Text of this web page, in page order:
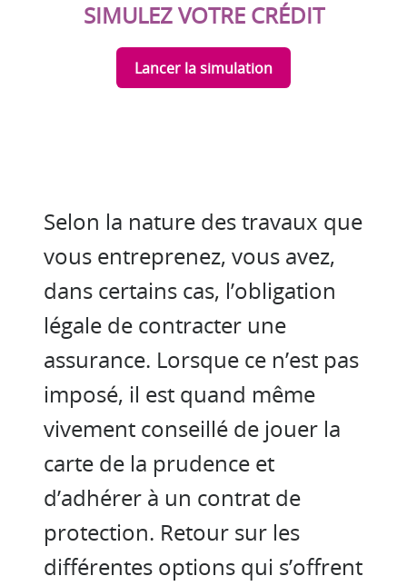
SIMULEZ VOTRE CRÉDIT
Lancer la simulation
Selon la nature des travaux que
vous entreprenez, vous avez,
dans certains cas, l’obligation
légale de contracter une
assurance. Lorsque ce n’est pas
imposé, il est quand même
vivement conseillé de jouer la
carte de la prudence et
d’adhérer à un contrat de
protection. Retour sur les
différentes options qui s’offrent